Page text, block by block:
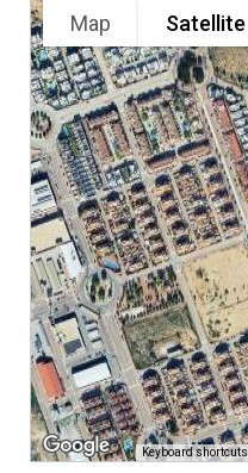
Map Satellite
Keyboard shortcuts